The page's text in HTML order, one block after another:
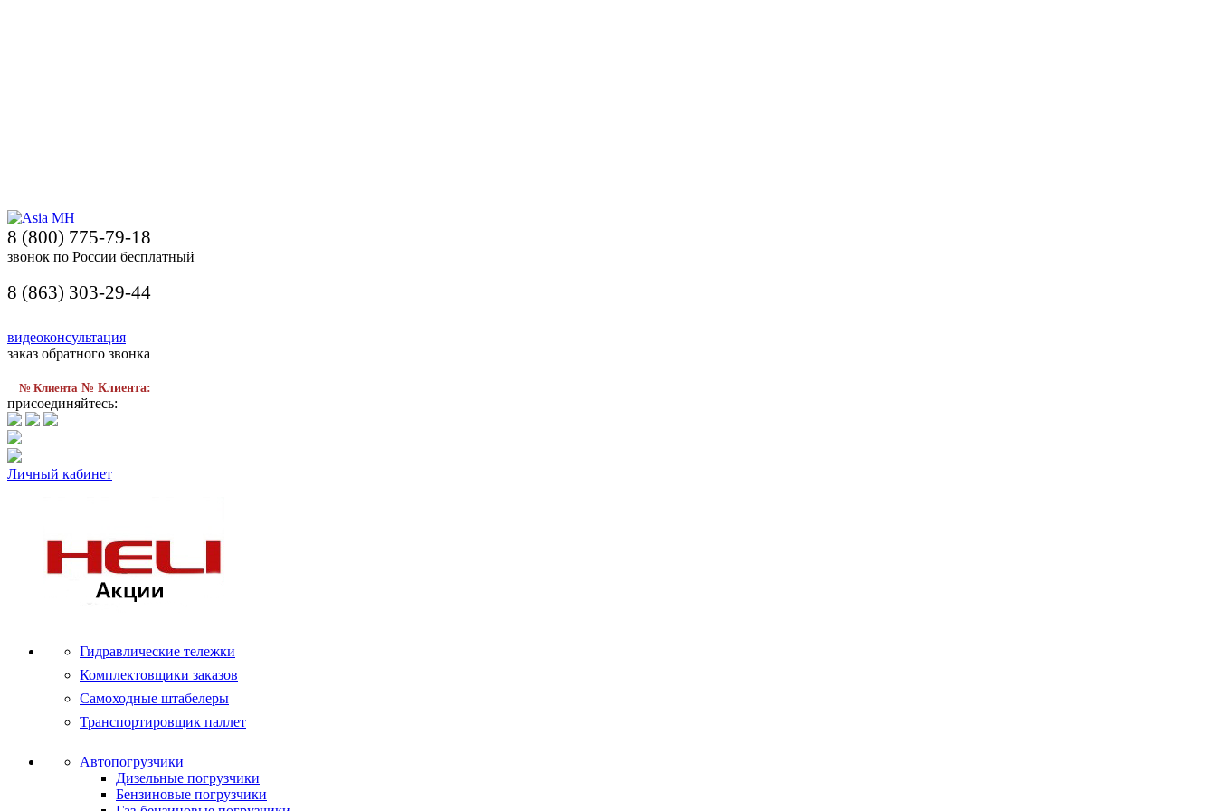
8 (800) 775-79-18
звонок по России бесплатный
8 (863) 303-29-44
видеоконсультация
заказ обратного звонка
№ Клиента № Клиента:
присоединяйтесь:
Личный кабинет
Гидравлические тележки
Комплектовщики заказов
Самоходные штабелеры
Транспортировщик паллет
Автопогрузчики
Дизельные погрузчики
Бензиновые погрузчики